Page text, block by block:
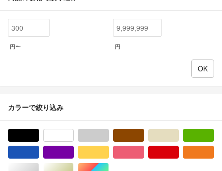
円〜 円
カラーで絞り込み
シルバー/銀色系ゴールド/金色系マルチカラー